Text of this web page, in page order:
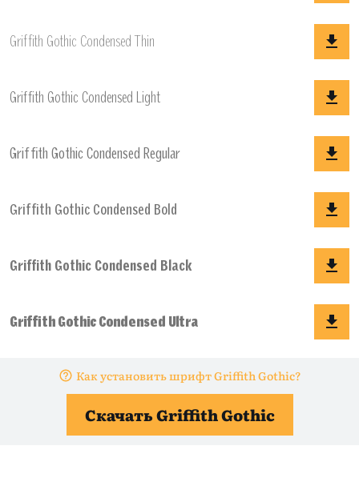
Как установить шрифт Griffith Gothic?
Скачать Griffith Gothic